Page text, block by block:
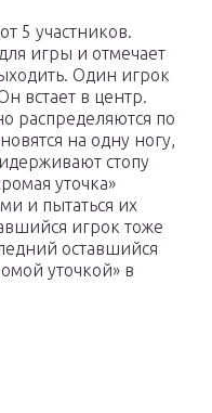
5 участников.
игры и отмечает
Один игрок
встает в центр.
распределяются по
на одну ногу,
стопу
уточка»
и пытаться их
игрок тоже
оставшийся
уточкой» в